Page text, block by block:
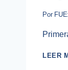
Por
LEER